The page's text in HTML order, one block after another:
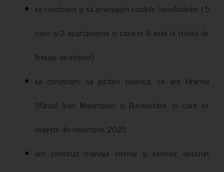
să construim și să amenajăm cazările beneficiarilor ( 5
case și 2 apartamente și casa nr 8 este la stadiul de
finisaje de interior);
să construim, să pictăm biserica, ce are Hramul
Sfântul Ioan Maximovici și Bunavestire, în care se
slujește din noiembrie 2025;
am construit manejul interior și exterior, destinat